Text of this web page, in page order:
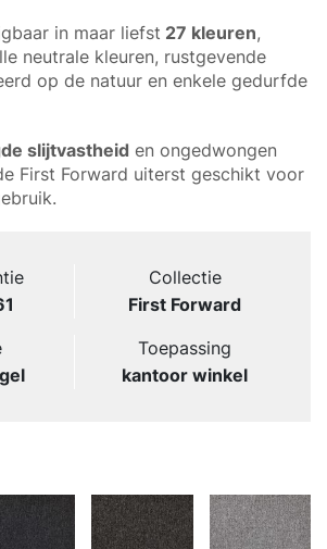
in maar liefst 27 kleuren,
neutrale kleuren, rustgevende
op de natuur en enkele gedurfde
slijtvastheid en ongedwongen
First Forward uiterst geschikt voor
Collectie
First Forward
Toepassing
kantoor winkel